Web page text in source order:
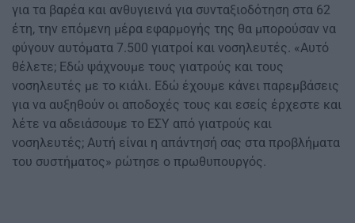
για τα βαρέα και ανθυγιεινά για συνταξιοδότηση στα 62
έτη, την επόμενη μέρα εφαρμογής της θα μπορούσαν να
φύγουν αυτόματα 7.500 γιατροί και νοσηλευτές. «Αυτό
θέλετε; Εδώ ψάχνουμε τους γιατρούς και τους
νοσηλευτές με το κιάλι. Εδώ έχουμε κάνει παρεμβάσεις
για να αυξηθούν οι αποδοχές τους και εσείς έρχεστε και
λέτε να αδειάσουμε το ΕΣΥ από γιατρούς και
νοσηλευτές; Αυτή είναι η απάντησή σας στα προβλήματα
του συστήματος» ρώτησε ο πρωθυπουργός.